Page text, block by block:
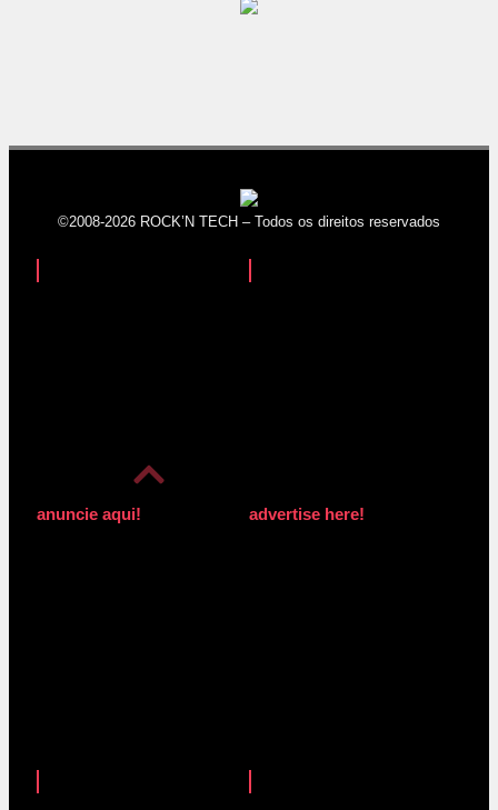
©2008-2026 ROCK’N TECH – Todos os direitos reservados
anuncie aqui! advertise here!